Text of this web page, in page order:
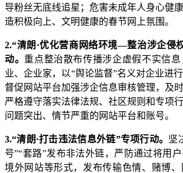
导粉丝无底线追星；危害未成年人身心健
造积极向上、文明健康的春节网上氛围。
2.“清朗·优化营商网络环境—整治涉企侵
动。 重点整治散布传播涉企虚假不实信
业、企业家，以“舆论监督”名义对企业进
督促网站平台加强涉企信息审核管理，及
严格遵守落实法律法规、社区规则和专项
问题突出、情节严重的网站平台和账号。
3.“清朗·打击违法信息外链”专项行动。 坚
号”“套路”发布非法外链，严防通过将用
境外网站等形式，发布传输色情、赌博